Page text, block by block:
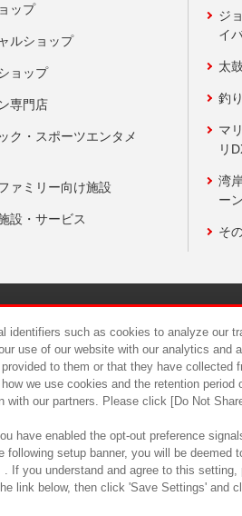
ップ
ルショップ
ョップ
専門店
ク・スポーツエンタメ
ァミリー向け施設
設・サービス
ジ
イ
太
釣
マ
リ
湾
ー
そ
食品のご
identifiers such as cookies to analyze our
use of our website with our analytics and
to them or that they have
we use cookies and the retention
with our partners. Please click [Do Not
have enabled the opt-out preference
following setup banner, you will be
If you understand and agree to this
link below, then click 'Save Settings' and